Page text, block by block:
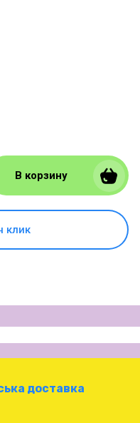
В корзину
клик
доставка